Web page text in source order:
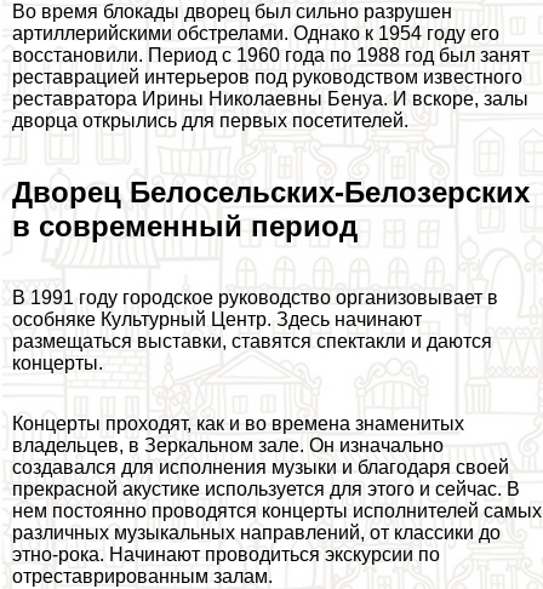
Во время блокады дворец был сильно разрушен
артиллерийскими обстрелами. Однако к 1954 году его
восстановили. Период с 1960 года по 1988 год был занят
реставрацией интерьеров под руководством известного
реставратора Ирины Николаевны Бенуа. И вскоре, залы
дворца открылись для первых посетителей.
Дворец Белосельских-Белозерских
в современный период
В 1991 году городское руководство организовывает в
особняке Культурный Центр. Здесь начинают
размещаться выставки, ставятся спектакли и даются
концерты.
Концерты проходят, как и во времена знаменитых
владельцев, в Зеркальном зале. Он изначально
создавался для исполнения музыки и благодаря своей
прекрасной акустике используется для этого и сейчас. В
нем постоянно проводятся концерты исполнителей самых
различных музыкальных направлений, от классики до
этно-рока. Начинают проводиться экскурсии по
отреставрированным залам.